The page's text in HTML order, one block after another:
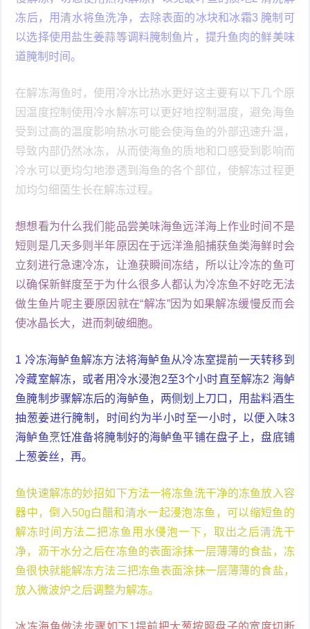
冻后，用清水将鱼洗净，去除表面的冰块和冰霜3 腌制可
以选择使用盐生姜蒜等调料腌制鱼片，提升鱼肉的鲜美味
道腌制时间。
在解冻海鱼时，使用冷水比热水更好这主要有以下几个原
因温度控制使用冷水解冻可以更好地控制温度，避免海鱼
受到过高的温度影响热水可能会使海鱼的外部迅速升温，
导致内部仍然冰冻，从而使海鱼的质地和口感受到影响而
冷水可以更均匀地渗透到海鱼的各个部位，使解冻过程更
加均匀细菌生长在解冻过程。
想想看为什么我们能品尝美味海鱼远洋海上作业时间不是
短则是几天多则半年原因在于远洋渔船捕获鱼类海鲜时会
立刻进行急速冷冻，让渔获瞬间冻结，所以让冷冻的鱼可
以确保新鲜度至于为什么很多人都认为冷冻鱼不好吃无法
做生鱼片呢主要原因就在“解冻”因为如果解冻缓慢反而会
使冰晶长大，进而刺破细胞。
1 冷冻海鲈鱼解冻方法将海鲈鱼从冷冻室提前一天转移到
冷藏室解冻，或者用冷水浸泡2至3个小时直至解冻2 海鲈
鱼腌制步骤解冻后的海鲈鱼，两侧划上刀口，用盐料酒生
抽葱姜进行腌制，时间约为半小时至一小时，以便入味3
海鲈鱼烹饪准备将腌制好的海鲈鱼平铺在盘子上，盘底铺
上葱姜丝，再。
鱼快速解冻的妙招如下方法一将冻鱼洗干净的冻鱼放入容
器中，倒入50g白醋和清水一起浸泡冻鱼，可以缩短鱼的
解冻时间方法二把冻鱼用水侵泡一下，取出之后清洗干
净，沥干水分之后在冻鱼的表面涂抹一层薄薄的食盐，冻
鱼很快就能解冻方法三把冻鱼表面涂抹一层薄薄的食盐，
放入微波炉之后调整为解冻。
冰冻海鱼做法步骤如下1提前把大葱按照盘子的宽度切断